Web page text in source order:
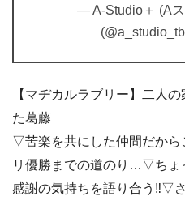
— A-Studio＋ (A
【マヂカルラブリー】二人
た葛藤
▽苦楽を共にした仲間だから
リ優勝までの道のり…▽ちょ
感謝の気持ちを語り合う‼▽